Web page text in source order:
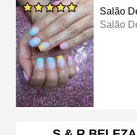
Salão
Salão